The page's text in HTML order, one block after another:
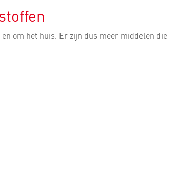
om het huis. Er zijn dus meer middelen die